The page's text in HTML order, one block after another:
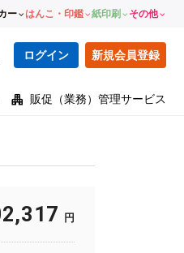
ー はんこ・印鑑 紙印刷 その他
ログイン 新規会員登録
販促（業務）管理サービス
円